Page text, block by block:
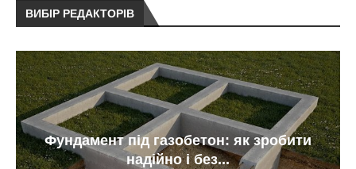
ВИБІР РЕДАКТОРІВ
Фундамент під газобетон: як зробити
надійно і без...